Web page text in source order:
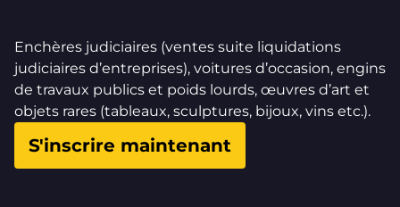
Enchères judiciaires (ventes suite liquidations
judiciaires d’entreprises), voitures d’occasion, engins
de travaux publics et poids lourds, œuvres d’art et
objets rares (tableaux, sculptures, bijoux, vins etc.).
S'inscrire maintenant